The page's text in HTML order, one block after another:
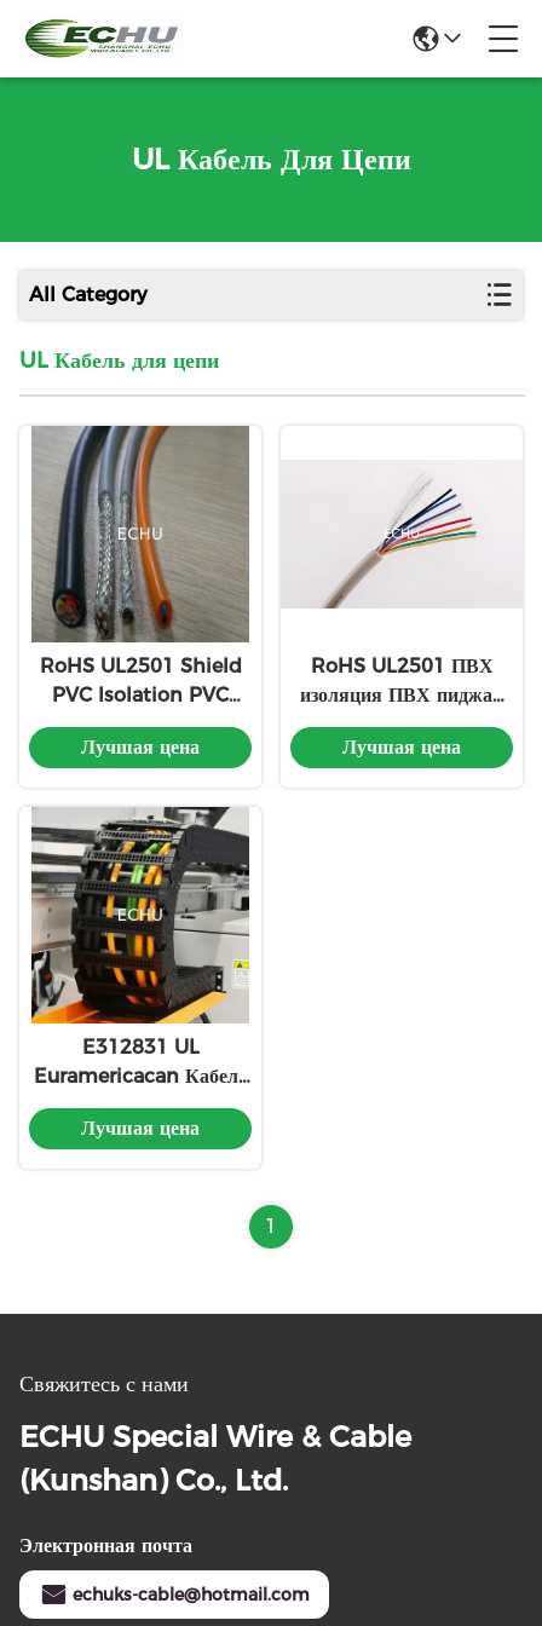
UL Кабель Для Цепи
All Category
UL Кабель для цепи
RoHS UL2501 Shield
PVC Isolation PVC
Jacket High Flexible
Mobile Cable, ECHU
изолирующий щит с
высокой гибкостью)
Лучшая цена
RoHS UL2501 ПВХ
изоляция ПВХ пиджак
высоко гибкий
мобильный кабель,
Лучшая цена
E312831 UL
Euramericacan Кабель
для перетягивания цепи,
ECHU Гибкий кабель
Лучшая цена
1
Свяжитесь с нами
ECHU Special Wire & Cable
(Kunshan) Co., Ltd.
Электронная почта
echuks-cable@hotmail.com